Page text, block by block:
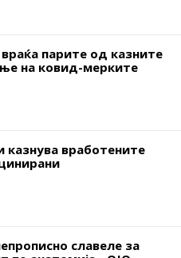
парите од казните
на ковид-мерките
казнува вработените
славеле за